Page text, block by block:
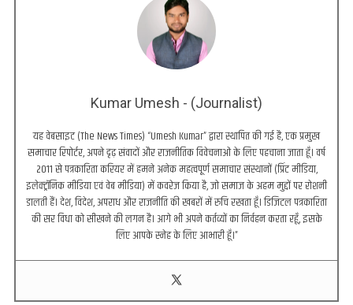
Kumar Umesh - (Journalist)
यह वेबसाइट (The News Times) “Umesh Kumar” द्वारा स्थापित की गई है, एक प्रमुख
समाचार रिपोर्टर, अपने दृढ़ संवादों और राजनीतिक विवेचनाओं के लिए पहचाना जाता हूँ। वर्ष
2011 से पत्रकारिता करियर में हमने अनेक महत्वपूर्ण समाचार संस्थानों (प्रिंट मीडिया,
इलेक्ट्रॉनिक मीडिया एवं वेब मीडिया) में कवरेज किया है, जो समाज के अहम मुद्दों पर रोशनी
डालती हैं। देश, विदेश, अपराध और राजनीति की खबरों में रुचि रखता हूँ। डिजिटल पत्रकारिता
की सर विधा को सीखने की लगन है। आगे भी अपने कर्तव्यों का निर्वहन करता रहूँ, इसके
लिए आपके स्नेह के लिए आभारी हूँ।”